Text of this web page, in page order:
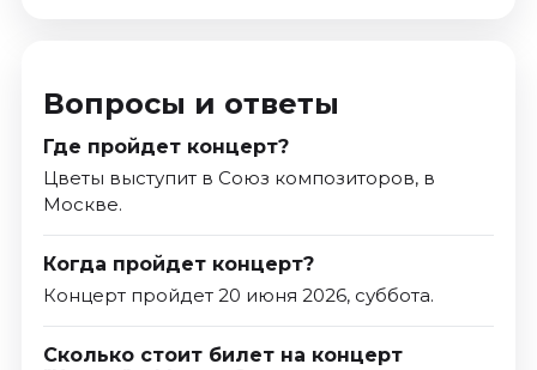
Вопросы и ответы
Где пройдет концерт?
Цветы выступит в Союз композиторов, в
Москве.
Когда пройдет концерт?
Концерт пройдет 20 июня 2026, суббота.
Сколько стоит билет на концерт